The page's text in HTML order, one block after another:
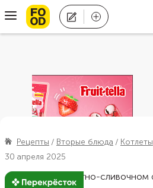
Рецепты Вторые блюда
Котлеты
30 апреля 2025